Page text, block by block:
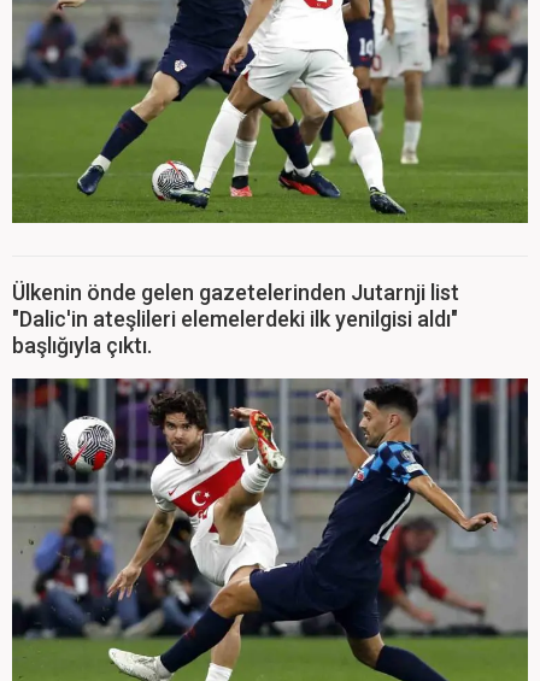
Ülkenin önde gelen gazetelerinden Jutarnji list
"Dalic'in ateşlileri elemelerdeki ilk yenilgisi aldı"
başlığıyla çıktı.